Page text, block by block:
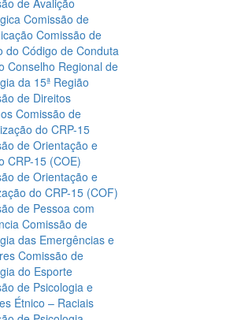
de Avalição
Comissão de
Comissão de
do Código de Conduta
Conselho Regional de
da 15ª Região
de Direitos
Comissão de
do CRP-15
de Orientação e
CRP-15 (COE)
de Orientação e
do CRP-15 (COF)
de Pessoa com
Comissão de
das Emergências e
Comissão de
do Esporte
de Psicologia e
Étnico – Raciais